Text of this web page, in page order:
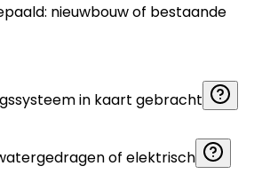
nieuwbouw of bestaande
in kaart gebracht
of elektrisch